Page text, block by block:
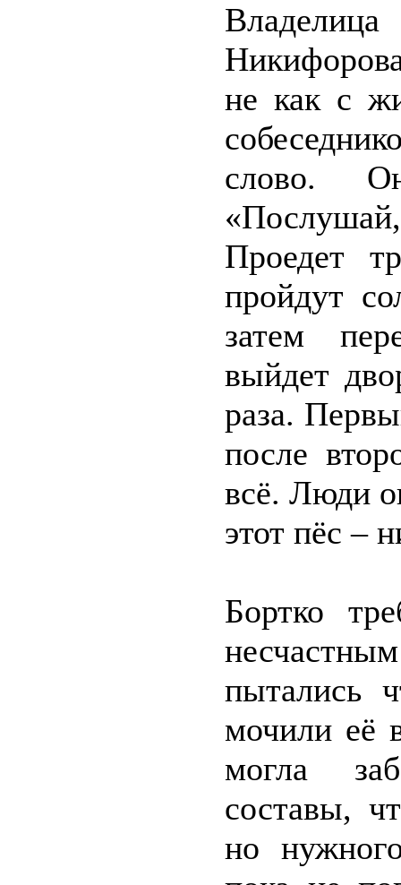
не как с
слово.
Проедет
пройдут
затем
выйдет
раза.
после
всё. Люди
этот пёс –
Бортко
пытались
мочили её
могла
составы,
но